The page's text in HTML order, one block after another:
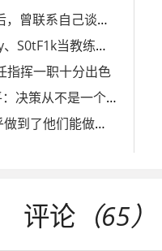
degster⁠：FaZe下放broky之后，曾联系自己谈判加盟
XomA：donk发挥不好与hally、S0tF1k当教练无关
指挥一职十分出色
前VP教练XomA为hally鸣不平：决策从不是一个人说了算
Thorin：FaZe在赏金赛上几乎做到了他们能做到的一切
评论 （65）